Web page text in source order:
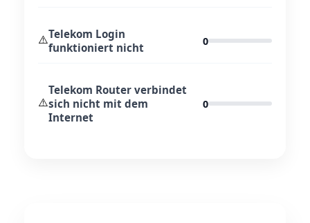
⚠️Telekom Login
funktioniert nicht
0
⚠️
Telekom Router verbindet
sich nicht mit dem
Internet
0